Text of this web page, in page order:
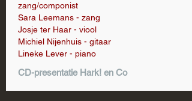
zang/componist
Sara Leemans - zang
Josje ter Haar - viool
Michiel Nijenhuis - gitaar
Lineke Lever - piano
CD-presentatie Hark! en Co